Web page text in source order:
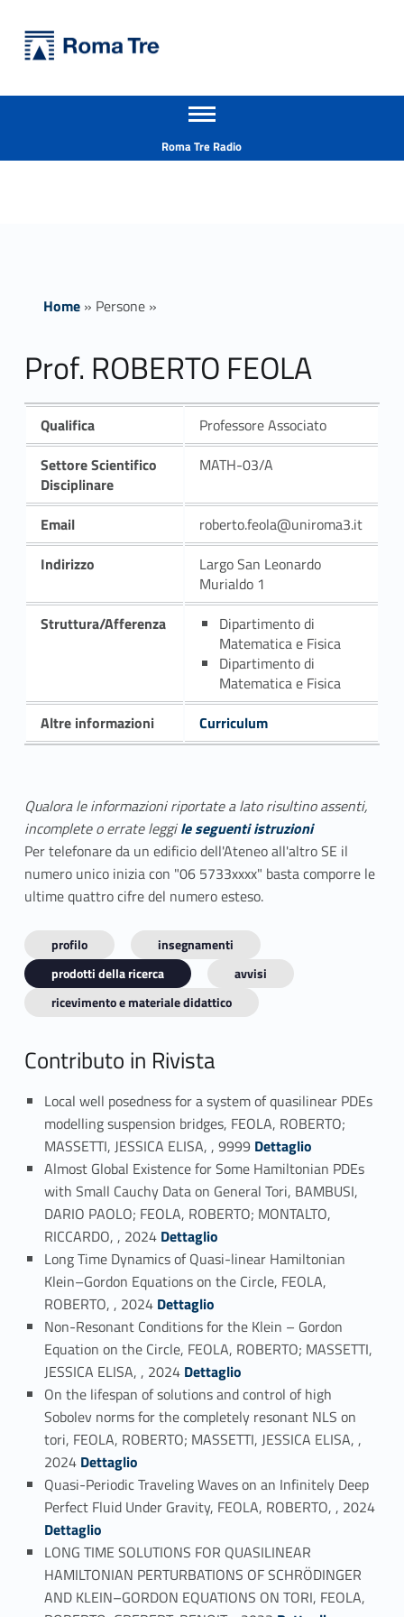
Prof. ROBERTO FEOLA ricerca - Università Roma Tre
Apri il menu secondario
Roma Tre Radio
Home» Persone»
Prof. ROBERTO FEOLA
Qualifica
Professore Associato
Settore Scientifico
Disciplinare
MATH-03/A
Email
roberto.feola@uniroma3.it
Indirizzo
Largo San Leonardo
Murialdo 1
Struttura/Afferenza
Dipartimento di
Matematica e Fisica
Dipartimento di
Matematica e Fisica
Altre informazioni
Curriculum
Qualora le informazioni riportate a lato risultino assenti,
incomplete o errate leggile seguenti istruzioni
Per telefonare da un edificio dell'Ateneo all'altro SE il
numero unico inizia con "06 5733xxxx" basta comporre le
ultime quattro cifre del numero esteso.
profilo
insegnamenti
prodotti della ricerca
avvisi
ricevimento e materiale didattico
Contributo in Rivista
Local well posedness for a system of quasilinear PDEs
modelling suspension bridges, FEOLA, ROBERTO;
MASSETTI, JESSICA ELISA, , 9999 Link identifier #identifier_person_172603-1Dettaglio
Almost Global Existence for Some Hamiltonian PDEs
with Small Cauchy Data on General Tori, BAMBUSI,
DARIO PAOLO; FEOLA, ROBERTO; MONTALTO,
RICCARDO, , 2024 Link identifier #identifier_person_92544-2Dettaglio
Long Time Dynamics of Quasi-linear Hamiltonian
Klein–Gordon Equations on the Circle, FEOLA,
ROBERTO, , 2024 Link identifier #identifier_person_84765-3Dettaglio
Non-Resonant Conditions for the Klein – Gordon
Equation on the Circle, FEOLA, ROBERTO; MASSETTI,
JESSICA ELISA, , 2024Link identifier #identifier_person_167722-4Dettaglio
On the lifespan of solutions and control of high
Sobolev norms for the completely resonant NLS on
tori, FEOLA, ROBERTO; MASSETTI, JESSICA ELISA, ,
2024 Link identifier #identifier_person_65119-5Dettaglio
Quasi-Periodic Traveling Waves on an Infinitely Deep
Perfect Fluid Under Gravity, FEOLA, ROBERTO, , 2024
Dettaglio
LONG TIME SOLUTIONS FOR QUASILINEAR
HAMILTONIAN PERTURBATIONS OF SCHRÖDINGER
AND KLEIN–GORDON EQUATIONS ON TORI, FEOLA,
Link identifier #identifier_person_83319-7